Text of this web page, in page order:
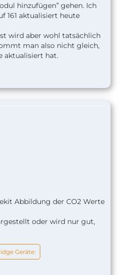
hinzufügen” gehen. Ich
161 aktualisiert heute
wird aber wohl tatsächlich
man also nicht gleich,
aktualisiert hat.
Abbildung der CO2 Werte
oder wird nur gut,
Geräte: